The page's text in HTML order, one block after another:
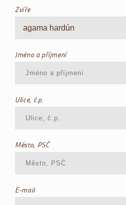
Zvíře
Jméno a příjmení
Ulice, č.p.
Město, PSČ
E-mail